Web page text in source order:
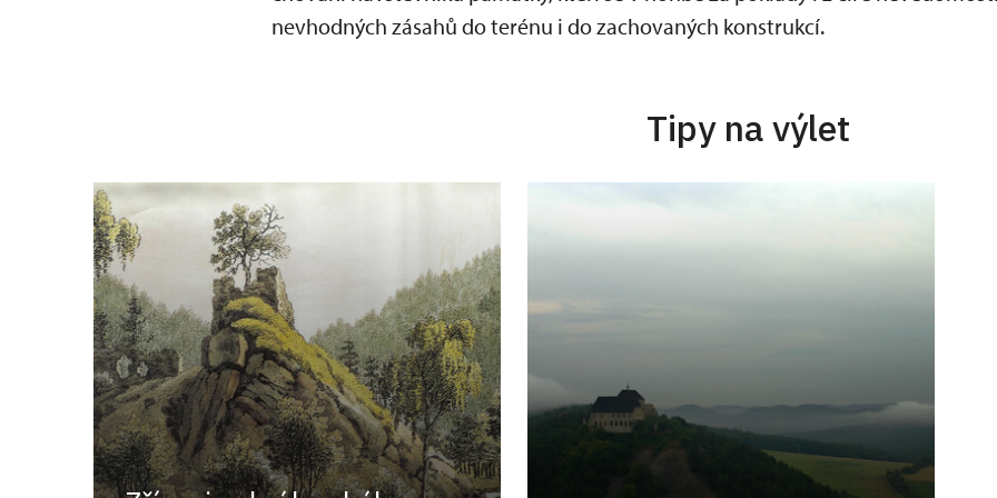
nevhodných zásahů do terénu i do zachovaných konstrukcí.
Tipy na výlet